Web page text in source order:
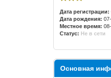
Дата регистрации:
Дата рождения:
Местное время:
Статус: Не в сети
Основная